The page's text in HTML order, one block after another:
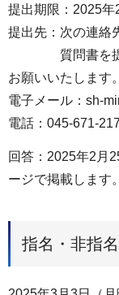
提出期限：2025
提出先：次の連絡
質問書を提出
お願いいたします。
電子メール：sh-
電話：045-671-
回答：2025年2月
ージで掲載します。
指名・非指